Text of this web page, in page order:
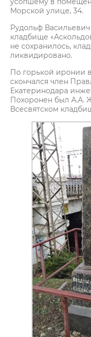
Морской улице, 34.
Рудольф
кладбище
не сохранилось,
ликвидировано.
По горькой иронии
скончался член
Екатеринодара
Похоронен был А.А.
Всесвятском